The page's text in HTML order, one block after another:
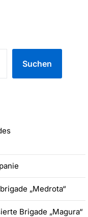
Suchen
„Medrota“
Brigade „Magura“